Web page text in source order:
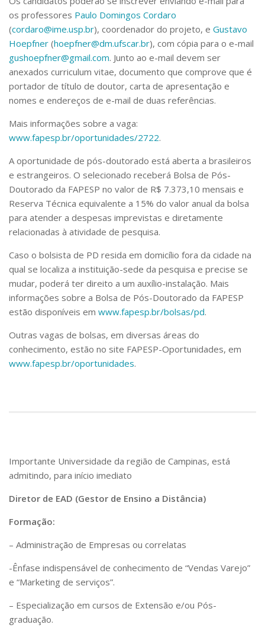
os professores Paulo Domingos Cordaro
(cordaro@ime.usp.br), coordenador do projeto, e Gustavo
Hoepfner (hoepfner@dm.ufscar.br), com cópia para o e-mail
gushoepfner@gmail.com. Junto ao e-mail devem ser
anexados curriculum vitae, documento que comprove que é
portador de título de doutor, carta de apresentação e
nomes e endereços de e-mail de duas referências.
Mais informações sobre a vaga:
www.fapesp.br/oportunidades/2722.
A oportunidade de pós-doutorado está aberta a brasileiros
e estrangeiros. O selecionado receberá Bolsa de Pós-
Doutorado da FAPESP no valor de R$ 7.373,10 mensais e
Reserva Técnica equivalente a 15% do valor anual da bolsa
para atender a despesas imprevistas e diretamente
relacionadas à atividade de pesquisa.
Caso o bolsista de PD resida em domicílio fora da cidade na
qual se localiza a instituição-sede da pesquisa e precise se
mudar, poderá ter direito a um auxílio-instalação. Mais
informações sobre a Bolsa de Pós-Doutorado da FAPESP
estão disponíveis em www.fapesp.br/bolsas/pd.
Outras vagas de bolsas, em diversas áreas do
conhecimento, estão no site FAPESP-Oportunidades, em
www.fapesp.br/oportunidades.
Importante Universidade da região de Campinas, está
admitindo, para início imediato
Diretor de EAD (Gestor de Ensino a Distância)
Formação:
– Administração de Empresas ou correlatas
-Ênfase indispensável de conhecimento de “Vendas Varejo”
e “Marketing de serviços”.
– Especialização em cursos de Extensão e/ou Pós-
graduação.